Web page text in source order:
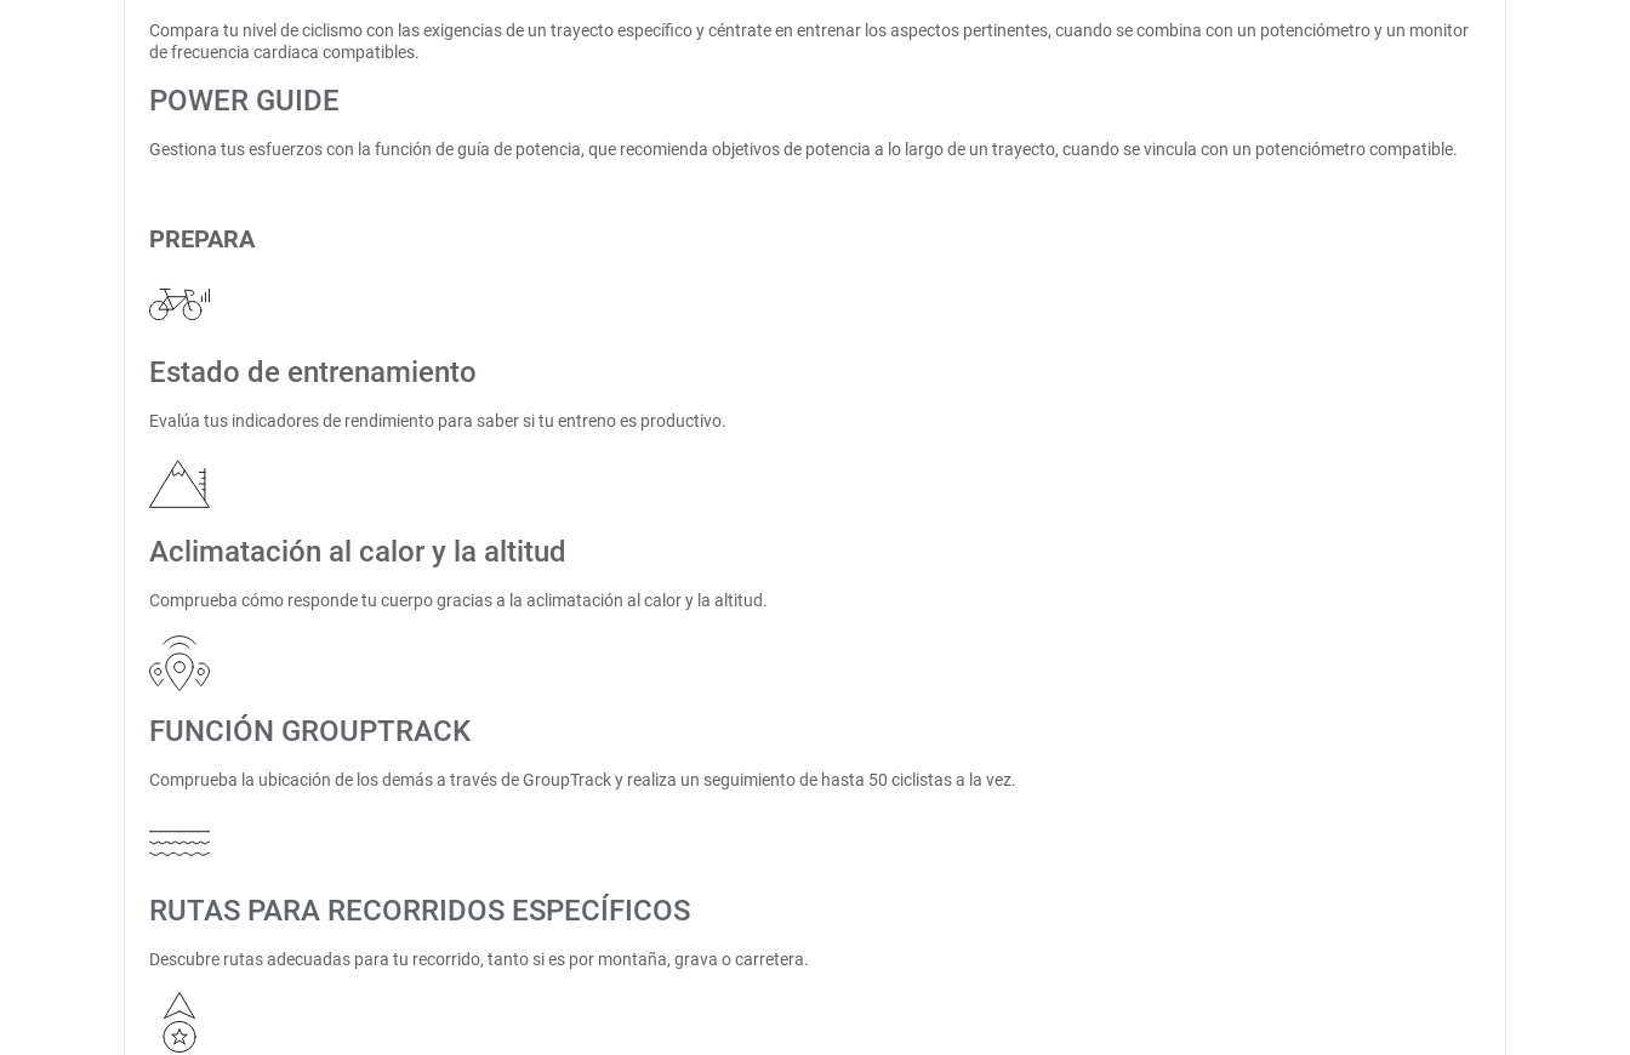
Compara tu nivel de ciclismo con las exigencias de un trayecto específico y céntrate en entrenar los aspectos pertinentes, cuando se combina con un potenciómetro y un monitor
de frecuencia cardiaca compatibles.
POWER GUIDE
Gestiona tus esfuerzos con la función de guía de potencia, que recomienda objetivos de potencia a lo largo de un trayecto, cuando se vincula con un potenciómetro compatible.
PREPARA
Estado de entrenamiento
Evalúa tus indicadores de rendimiento para saber si tu entreno es productivo.
Aclimatación al calor y la altitud
Comprueba cómo responde tu cuerpo gracias a la aclimatación al calor y la altitud.
FUNCIÓN GROUPTRACK
Comprueba la ubicación de los demás a través de GroupTrack y realiza un seguimiento de hasta 50 ciclistas a la vez.
RUTAS PARA RECORRIDOS ESPECÍFICOS
Descubre rutas adecuadas para tu recorrido, tanto si es por montaña, grava o carretera.